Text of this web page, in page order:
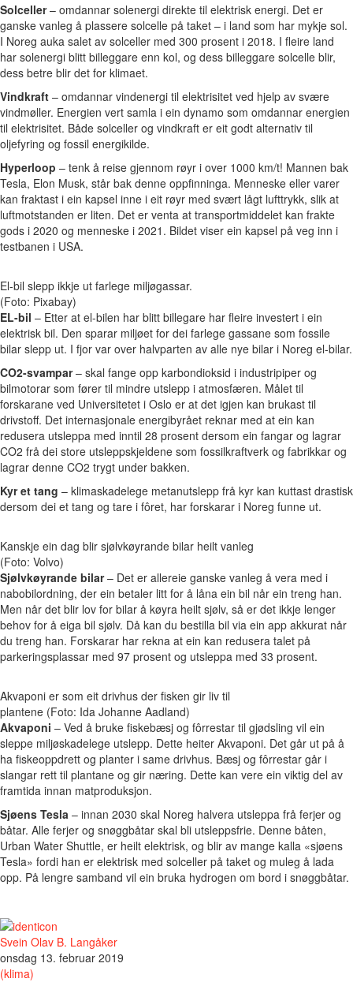
Solceller– omdannar solenergi direkte til elektrisk energi. Det er
ganske vanleg å plassere solcelle på taket – i land som har mykje sol.
I Noreg auka salet av solceller med 300 prosent i 2018. I fleire land
har solenergi blitt billeggare enn kol, og dess billeggare solcelle blir,
dess betre blir det for klimaet.
Vindkraft – omdannar vindenergi til elektrisitet ved hjelp av svære
vindmøller. Energien vert samla i ein dynamo som omdannar energien
til elektrisitet. Både solceller og vindkraft er eit godt alternativ til
oljefyring og fossil energikilde.
Hyperloop – tenk å reise gjennom røyr i over 1000 km/t! Mannen bak
Tesla, Elon Musk, står bak denne oppfinninga. Menneske eller varer
kan fraktast i ein kapsel inne i eit røyr med svært lågt lufttrykk, slik at
luftmotstanden er liten. Det er venta at transportmiddelet kan frakte
gods i 2020 og menneske i 2021. Bildet viser ein kapsel på veg inn i
testbanen i USA.
El-bil slepp ikkje ut farlege miljøgassar.
(Foto: Pixabay)
EL-bil – Etter at el-bilen har blitt billegare har fleire investert i ein
elektrisk bil. Den sparar miljøet for dei farlege gassane som fossile
bilar slepp ut. I fjor var over halvparten av alle nye bilar i Noreg el-bilar.
CO2-svampar– skal fange opp karbondioksid i industripiper og
bilmotorar som fører til mindre utslepp i atmosfæren. Målet til
forskarane ved Universitetet i Oslo er at det igjen kan brukast til
drivstoff. Det internasjonale energibyrået reknar med at ein kan
redusera utsleppa med inntil 28 prosent dersom ein fangar og lagrar
CO2 frå dei store utsleppskjeldene som fossilkraftverk og fabrikkar og
lagrar denne CO2 trygt under bakken.
Kyr et tang – klimaskadelege metanutslepp frå kyr kan kuttast drastisk
dersom dei et tang og tare i fôret, har forskarar i Noreg funne ut.
Kanskje ein dag blir sjølvkøyrande bilar heilt vanleg
(Foto: Volvo)
Sjølvkøyrande bilar– Det er allereie ganske vanleg å vera med i
nabobilordning, der ein betaler litt for å låna ein bil når ein treng han.
Men når det blir lov for bilar å køyra heilt sjølv, så er det ikkje lenger
behov for å eiga bil sjølv. Då kan du bestilla bil via ein app akkurat når
du treng han. Forskarar har rekna at ein kan redusera talet på
parkeringsplassar med 97 prosent og utsleppa med 33 prosent.
Akvaponi er som eit drivhus der fisken gir liv til
plantene (Foto: Ida Johanne Aadland)
Akvaponi – Ved å bruke fiskebæsj og fôrrestar til gjødsling vil ein
sleppe miljøskadelege utslepp. Dette heiter Akvaponi. Det går ut på å
ha fiskeoppdrett og planter i same drivhus. Bæsj og fôrrestar går i
slangar rett til plantane og gir næring. Dette kan vere ein viktig del av
framtida innan matproduksjon.
Sjøens Tesla – innan 2030 skal Noreg halvera utsleppa frå ferjer og
båtar. Alle ferjer og snøggbåtar skal bli utsleppsfrie. Denne båten,
Urban Water Shuttle, er heilt elektrisk, og blir av mange kalla «sjøens
Tesla» fordi han er elektrisk med solceller på taket og muleg å lada
opp. På lengre samband vil ein bruka hydrogen om bord i snøggbåtar.
Svein Olav B. Langåker
onsdag 13. februar 2019
(klima)